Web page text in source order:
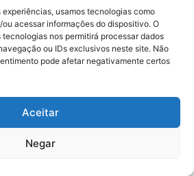
experiências, usamos tecnologias como
acessar informações do dispositivo. O
nos permitirá processar dados
ou IDs exclusivos neste site. Não
pode afetar negativamente certos
Aceitar
Negar
Federal investiga
crimes eleitorais